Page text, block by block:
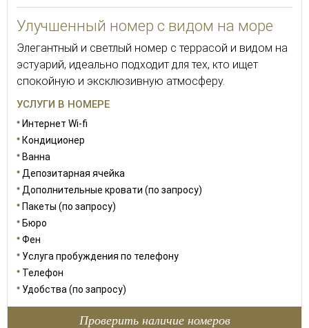
Улучшенный номер с видом на море
Элегантный и светлый номер с террасой и видом на
эстуарий, идеально подходит для тех, кто ищет
спокойную и эксклюзивную атмосферу.
УСЛУГИ В НОМЕРЕ
Интернет Wi-fi
Кондиционер
Ванна
Депозитарная ячейка
Дополнительные кровати (по запросу)
Пакеты (по запросу)
Бюро
Фен
Услуга пробуждения по телефону
Телефон
Удобства (по запросу)
Проверить наличие номеров